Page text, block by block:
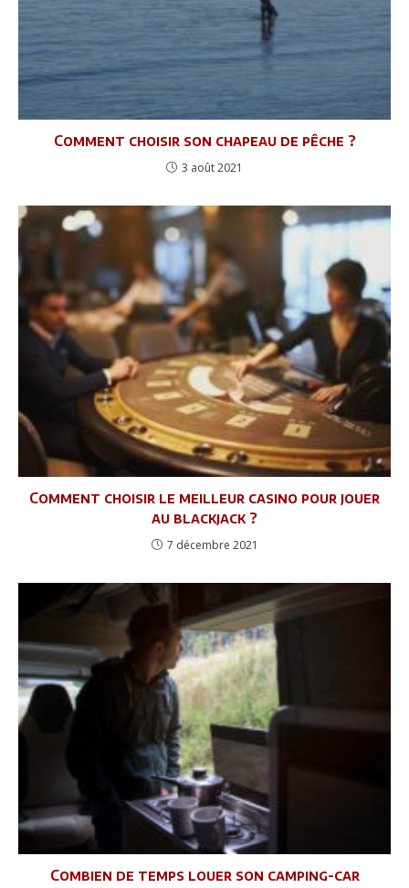
Comment choisir son chapeau de pêche ?
3 août 2021
Comment choisir le meilleur casino pour jouer
au blackjack ?
7 décembre 2021
Combien de temps louer son camping-car